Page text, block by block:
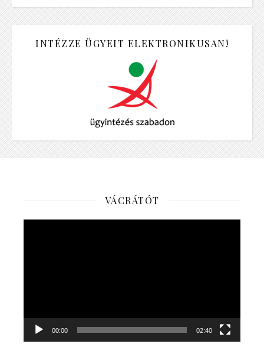
INTÉZZE ÜGYEIT ELEKTRONIKUSAN!
VÁCRÁTÓT
00:00 02:40